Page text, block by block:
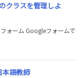
クラスを管理しよ
ォーム Googleフォームで
本語教師